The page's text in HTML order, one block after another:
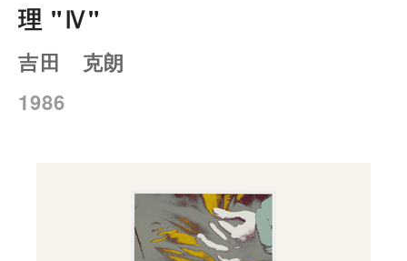
理 "Ⅳ"
吉田 克朗
1986